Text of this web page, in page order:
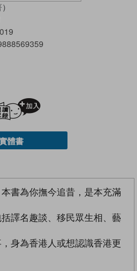
體書
書為你撫今追昔，是本充滿
譯名趣談、移民眾生相、藝
身為香港人或想認識香港更